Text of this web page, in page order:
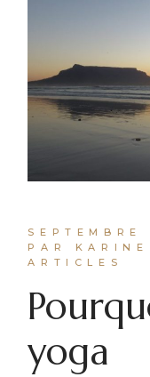
PAR KARINE
ARTICLES
yoga